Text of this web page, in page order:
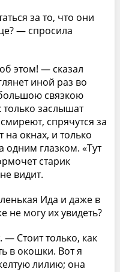
за то, что они
— спросила
этом! — сказал
иной раз во
связкою
только заслышат
спрячутся за
на окнах, и только
одним глазком. «Тут
старик
видит.
Ида и даже в
не могу их увидеть?
Стоит только, как
в окошки. Вот я
лилию; она